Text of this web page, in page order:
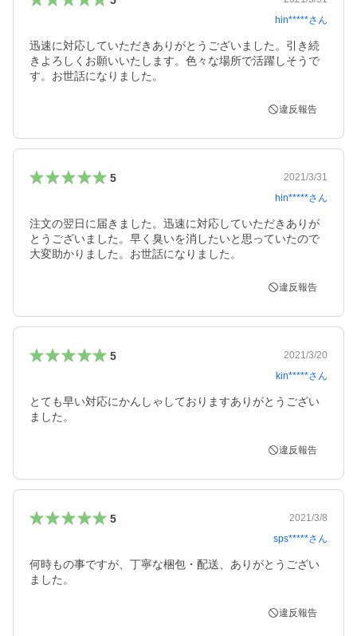
hin*****さん
迅速に対応していただきありがとうございました。引き続
きよろしくお願いいたします。色々な場所で活躍しそうで
す。お世話になりました。
違反報告
5
2021/3/31
hin*****さん
注文の翌日に届きました。迅速に対応していただきありが
とうございました。早く臭いを消したいと思っていたので
大変助かりました。お世話になりました。
違反報告
5
2021/3/20
kin*****さん
とても早い対応にかんしゃしておりますありがとうござい
ました。
違反報告
5
2021/3/8
sps*****さん
何時もの事ですが、丁寧な梱包・配送、ありがとうござい
ました。
違反報告